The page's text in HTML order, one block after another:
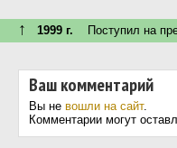
↑ 1999 г. Поступил на
Ваш комментарий
Вы не вошли на сайт.
Комментарии могут